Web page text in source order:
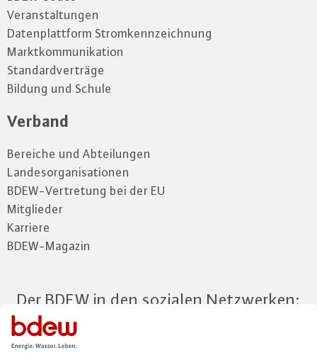
Veranstaltungen
Datenplattform Stromkennzeichnung
Marktkommunikation
Standardverträge
Bildung und Schule
Verband
Bereiche und Abteilungen
Landesorganisationen
BDEW-Vertretung bei der EU
Mitglieder
Karriere
BDEW-Magazin
Der BDEW in den sozialen Netzwerken: